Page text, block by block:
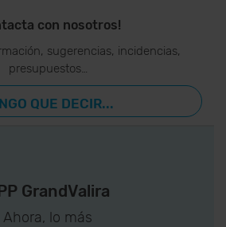
con nosotros!
sugerencias, incidencias,
presupuestos…
QUE DECIR...
GrandValira
Ahora, lo más